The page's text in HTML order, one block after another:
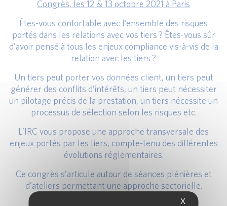
Congrès, les 12 & 13 octobre 2021 à Paris
Êtes-vous confortable avec l’ensemble des risques
portés dans les relations avec vos tiers ? Êtes-vous sûr
d’avoir pensé à tous les enjeux compliance vis-à-vis de la
relation avec les tiers ?
Un tiers peut porter vos données client, un tiers peut
générer des conflits d’intérêts, un tiers peut nécessiter
un pilotage précis de la prestation, un tiers nécessite un
processus de sélection selon les risques etc.
L’IRC vous propose une approche transversale des
enjeux portés par les tiers, compte-tenu des différentes
évolutions réglementaires.
Ce congrès s’articule autour de séances plénières et
d’ateliers permettant une approche sectorielle.
X